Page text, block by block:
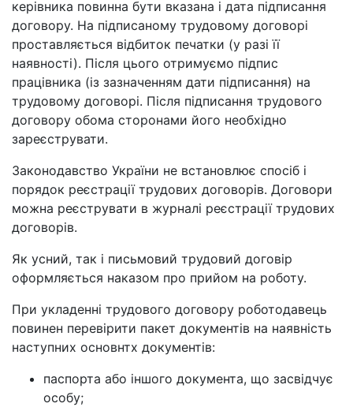
керівника повинна бути вказана і дата підписання
договору. На підписаному трудовому договорі
проставляється відбиток печатки (у разі її
наявності). Після цього отримуємо підпис
працівника (із зазначенням дати підписання) на
трудовому договорі. Після підписання трудового
договору обома сторонами його необхідно
зареєструвати.
Законодавство України не встановлює спосіб і
порядок реєстрації трудових договорів. Договори
можна реєструвати в журналі реєстрації трудових
договорів.
Як усний, так і письмовий трудовий договір
оформляється наказом про прийом на роботу.
При укладенні трудового договору роботодавець
повинен перевірити пакет документів на наявність
наступних основнтх документів:
паспорта або іншого документа, що засвідчує
особу;